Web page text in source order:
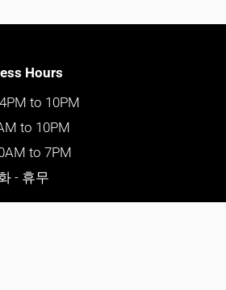
Hours
to 10PM
to 10PM
to 7PM
- 휴무